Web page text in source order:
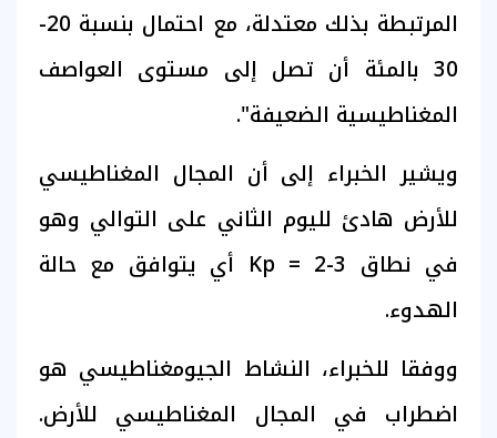
المرتبطة بذلك معتدلة، مع احتمال بنسبة 20-
30 بالمئة أن تصل إلى مستوى العواصف
المغناطيسية الضعيفة".
ويشير الخبراء إلى أن المجال المغناطيسي
للأرض هادئ لليوم الثاني على التوالي وهو
في نطاق Kp = 2-3 أي يتوافق مع حالة
الهدوء.
ووفقا للخبراء، النشاط الجيومغناطيسي هو
اضطراب في المجال المغناطيسي للأرض.